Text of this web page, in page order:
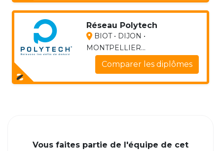
Réseau Polytech
BIOT • DIJON •
MONTPELLIER...
Comparer les diplômes
Vous faites partie de l'équipe de cet